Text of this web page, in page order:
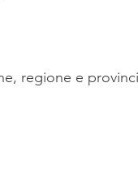
regione e